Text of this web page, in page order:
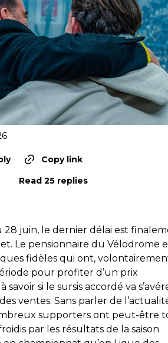
Copy link
Read 25 replies
28 juin, le dernier délai est
Le pensionnaire du Vélodrome
fidèles qui ont,
pour profiter d’un prix
savoir si le sursis accordé va
ventes. Sans parler de
supporters ont peut-être
par les résultats de la saison